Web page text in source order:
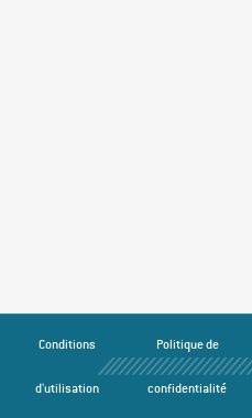
Conditions
d'utilisation
Politique de
confidentialité